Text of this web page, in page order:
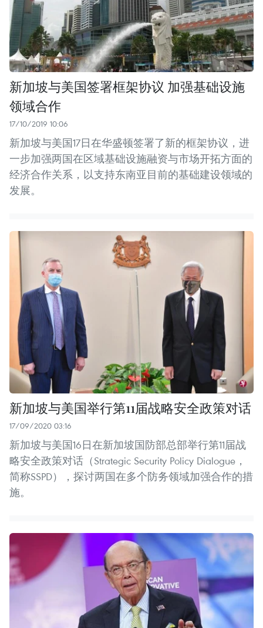
新加坡与美国签署框架协议 加强基础设施
领域合作
17/10/2019 10:06
新加坡与美国17日在华盛顿签署了新的框架协议，进
一步加强两国在区域基础设施融资与市场开拓方面的
经济合作关系，以支持东南亚目前的基础建设领域的
发展。
新加坡与美国举行第11届战略安全政策对话
17/09/2020 03:16
新加坡与美国16日在新加坡国防部总部举行第11届战
略安全政策对话（Strategic Security Policy Dialogue，
简称SSPD），探讨两国在多个防务领域加强合作的措
施。